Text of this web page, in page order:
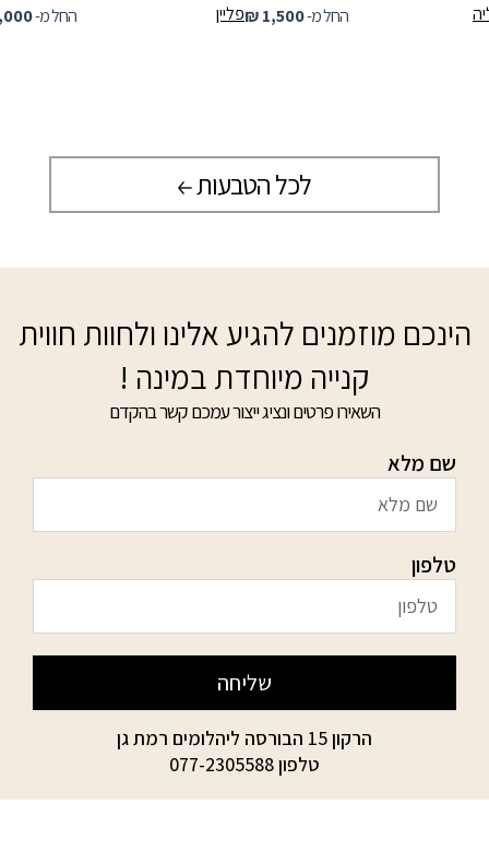
החל מ- פליין החל מ- ₪1,500
לכל הטבעות
הינכם מוזמנים להגיע אלינו ולחוות חווית
קנייה מיוחדת במינה !
השאירו פרטים ונציג ייצור עמכם קשר בהקדם
שם מלא
טלפון
שליחה
הרקון 15 הבורסה ליהלומים רמת גן
טלפון077-2305588